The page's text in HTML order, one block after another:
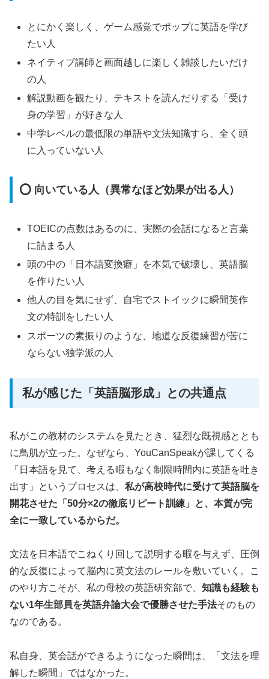
とにかく楽しく、ゲーム感覚でポップに英語を学び
たい人
ネイティブ講師と画面越しに楽しく雑談したいだけ
の人
解説動画を観たり、テキストを読んだりする「受け
身の学習」が好きな人
中学レベルの最低限の単語や文法知識すら、全く頭
に入っていない人
⭕ 向いている人（異常なほど効果が出る人）
TOEICの点数はあるのに、実際の会話になると言葉
に詰まる人
頭の中の「日本語変換癖」を本気で破壊し、英語脳
を作りたい人
他人の目を気にせず、自宅でストイックに瞬間英作
文の特訓をしたい人
スポーツの素振りのような、地道な反復練習が苦に
ならない独学派の人
私が感じた「英語脳形成」との共通点
私がこの教材のシステムを見たとき、猛烈な既視感ととも
に鳥肌が立った。なぜなら、YouCanSpeakが課してくる
「日本語を見て、考える暇もなく制限時間内に英語を吐き
出す」というプロセスは、 私が高校時代に受けて英語脳を
開花させた「50分×2の徹底リピート訓練」と、本質が完
全に一致しているからだ。
文法を日本語でこねくり回して説明する暇を与えず、圧倒
的な反復によって脳内に英文法のレールを敷いていく。こ
のやり方こそが、私の母校の英語研究部で、 知識も経験も
ない1年生部員を英語弁論大会で優勝させた手法そのもの
なのである。
私自身、英会話ができるようになった瞬間は、「文法を理
解した瞬間」ではなかった。